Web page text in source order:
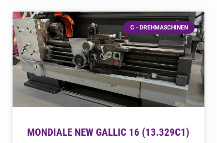
C - DREHMASCHINEN
MONDIALE NEW GALLIC 16 (13.329C1)